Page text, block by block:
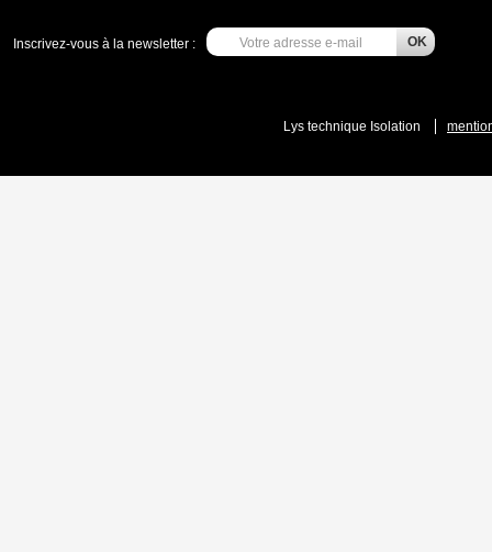
Inscrivez-vous à la newsletter :
Lys technique Isolation